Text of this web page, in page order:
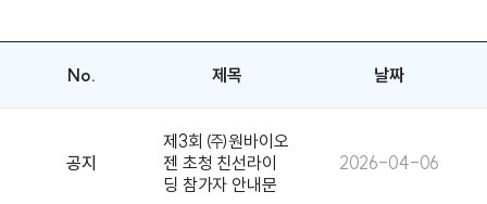
No. 제목 날짜
공지
제3회 ㈜원바이오
젠 초청 친선라이
딩 참가자 안내문
2026-04-06